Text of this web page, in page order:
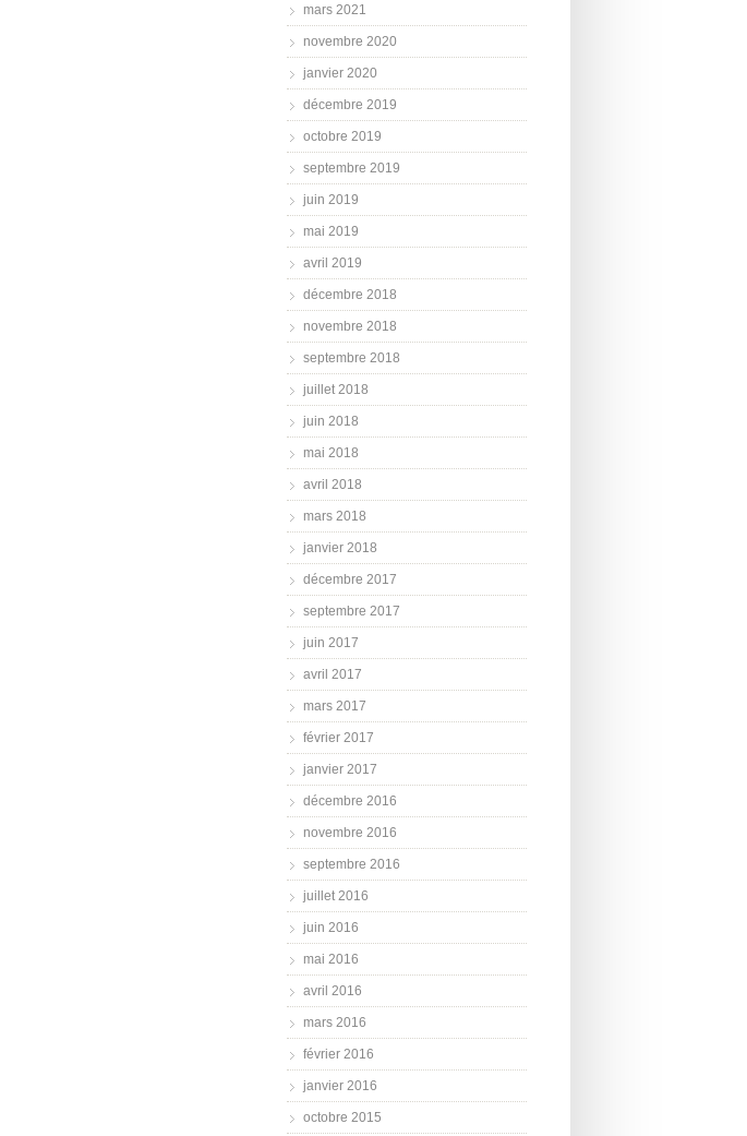
mars 2021
novembre 2020
janvier 2020
décembre 2019
octobre 2019
septembre 2019
juin 2019
mai 2019
avril 2019
décembre 2018
novembre 2018
septembre 2018
juillet 2018
juin 2018
mai 2018
avril 2018
mars 2018
janvier 2018
décembre 2017
septembre 2017
juin 2017
avril 2017
mars 2017
février 2017
janvier 2017
décembre 2016
novembre 2016
septembre 2016
juillet 2016
juin 2016
mai 2016
avril 2016
mars 2016
février 2016
janvier 2016
octobre 2015